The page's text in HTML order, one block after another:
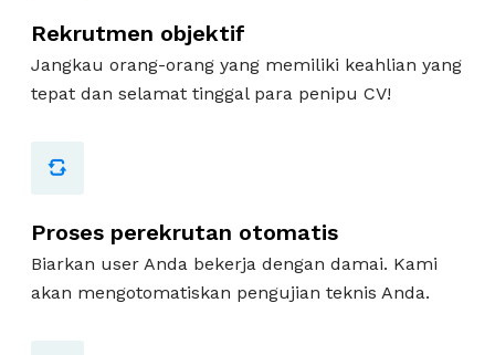
Rekrutmen objektif
Jangkau orang-orang yang memiliki keahlian yang
tepat dan selamat tinggal para penipu CV!
Proses perekrutan otomatis
Biarkan user Anda bekerja dengan damai. Kami
akan mengotomatiskan pengujian teknis Anda.